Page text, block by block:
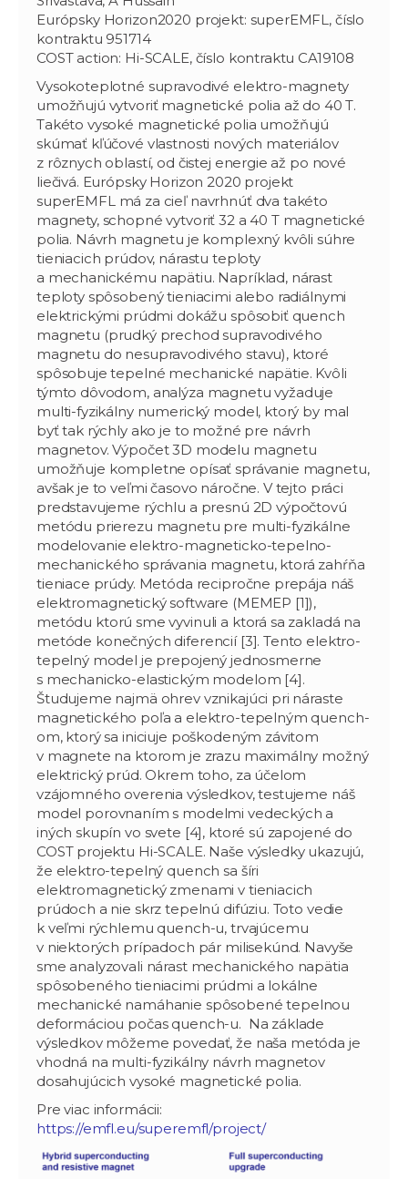
Európsky Horizon2020 projekt: superEMFL, číslo
kontraktu 951714
COST action: Hi-SCALE, číslo kontraktu CA19108
Vysokoteplotné supravodivé elektro-magnety
umožňujú vytvoriť magnetické polia až do 40 T.
Takéto vysoké magnetické polia umožňujú
skúmať kľúčové vlastnosti nových materiálov
z rôznych oblastí, od čistej energie až po nové
liečivá. Európsky Horizon 2020 projekt
superEMFL má za cieľ navrhnúť dva takéto
magnety, schopné vytvoriť 32 a 40 T magnetické
polia. Návrh magnetu je komplexný kvôli súhre
tieniacich prúdov, nárastu teploty
a mechanickému napätiu. Napríklad, nárast
teploty spôsobený tieniacimi alebo radiálnymi
elektrickými prúdmi dokážu spôsobiť quench
magnetu (prudký prechod supravodivého
magnetu do nesupravodivého stavu), ktoré
spôsobuje tepelné mechanické napätie. Kvôli
týmto dôvodom, analýza magnetu vyžaduje
multi-fyzikálny numerický model, ktorý by mal
byť tak rýchly ako je to možné pre návrh
magnetov. Výpočet 3D modelu magnetu
umožňuje kompletne opísať správanie magnetu,
avšak je to veľmi časovo náročne. V tejto práci
predstavujeme rýchlu a presnú 2D výpočtovú
metódu prierezu magnetu pre multi-fyzikálne
modelovanie elektro-magneticko-tepelno-
mechanického správania magnetu, ktorá zahŕňa
tieniace prúdy. Metóda recipročne prepája náš
elektromagnetický software (MEMEP [1]),
metódu ktorú sme vyvinuli a ktorá sa zakladá na
metóde konečných diferencií [3]. Tento elektro-
tepelný model je prepojený jednosmerne
s mechanicko-elastickým modelom [4].
Študujeme najmä ohrev vznikajúci pri náraste
magnetického poľa a elektro-tepelným quench-
om, ktorý sa iniciuje poškodeným závitom
v magnete na ktorom je zrazu maximálny možný
elektrický prúd. Okrem toho, za účelom
vzájomného overenia výsledkov, testujeme náš
model porovnaním s modelmi vedeckých a
iných skupín vo svete [4], ktoré sú zapojené do
COST projektu Hi-SCALE. Naše výsledky ukazujú,
že elektro-tepelný quench sa šíri
elektromagnetický zmenami v tieniacich
prúdoch a nie skrz tepelnú difúziu. Toto vedie
k veľmi rýchlemu quench-u, trvajúcemu
v niektorých prípadoch pár milisekúnd. Navyše
sme analyzovali nárast mechanického napätia
spôsobeného tieniacimi prúdmi a lokálne
mechanické namáhanie spôsobené tepelnou
deformáciou počas quench-u. Na základe
výsledkov môžeme povedať, že naša metóda je
vhodná na multi-fyzikálny návrh magnetov
dosahujúcich vysoké magnetické polia.
Pre viac informácii:
https://emfl.eu/superemfl/project/